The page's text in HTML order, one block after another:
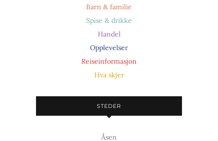
Barn & familie
Spise & drikke
Handel
Opplevelser
Reiseinformasjon
Hva skjer
STEDER
Åsen